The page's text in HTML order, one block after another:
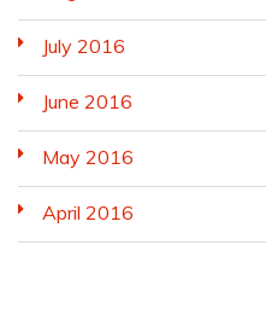
July 2016
June 2016
May 2016
April 2016